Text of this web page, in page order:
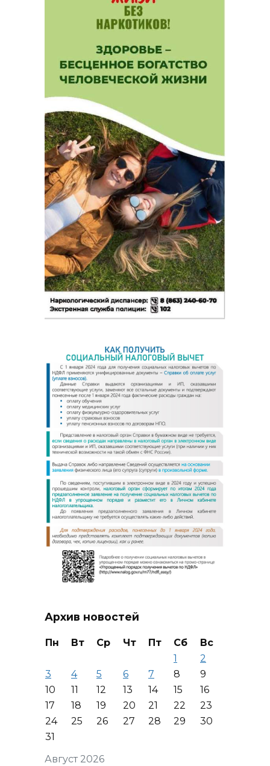
Архив новостей
Август 2026
Пн Вт Ср Чт Пт Сб
Вс
1
2
3
4 5 6 7 8
9
10
11 12 13 14 15
16
17
18 19 20 21 22
23
24
25 26 27 28 29
30
31